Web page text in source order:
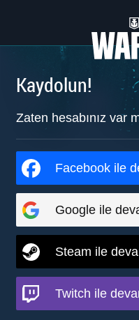
Kaydolun!
Zaten hesabınız var
Facebook ile
Google ile
Steam ile
Twitch ile